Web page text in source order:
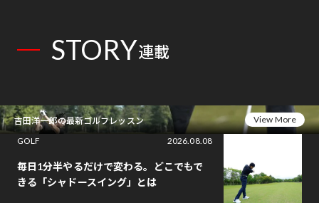
STORY連載
吉田洋一郎の最新ゴルフレッスン
View More
GOLF
2026.08.08
毎日1分半やるだけで変わる。どこでもで
きる「シャドースイング」とは